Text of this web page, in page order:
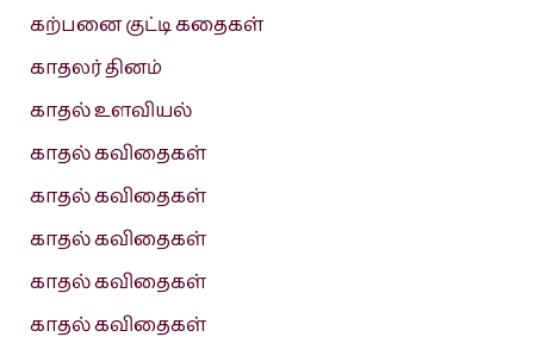
கற்பனை குட்டி கதைகள்
காதலர் தினம்
காதல் உளவியல்
காதல் கவிதைகள்
காதல் கவிதைகள்
காதல் கவிதைகள்
காதல் கவிதைகள்
காதல் கவிதைகள்